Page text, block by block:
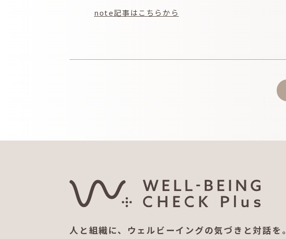
note記事はこちらから
人と組織に、ウェルビーイングの気づきと対話を。